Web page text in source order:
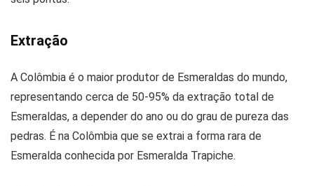
Extração
A Colômbia é o maior produtor de Esmeraldas do mundo,
representando cerca de 50-95% da extração total de
Esmeraldas, a depender do ano ou do grau de pureza das
pedras. É na Colômbia que se extrai a forma rara de
Esmeralda conhecida por Esmeralda Trapiche.